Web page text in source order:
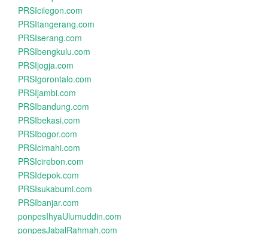
PRSIcilegon.com
PRSItangerang.com
PRSIserang.com
PRSIbengkulu.com
PRSIjogja.com
PRSIgorontalo.com
PRSIjambi.com
PRSIbandung.com
PRSIbekasi.com
PRSIbogor.com
PRSIcimahi.com
PRSIcirebon.com
PRSIdepok.com
PRSIsukabumi.com
PRSIbanjar.com
ponpesIhyaUlumuddin.com
ponpesJabalRahmah.com